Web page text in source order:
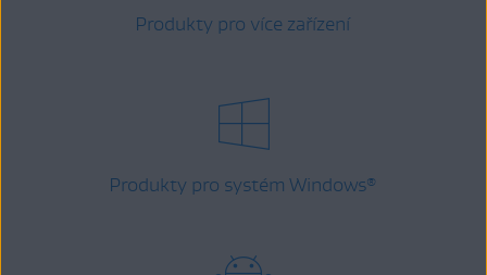
Produkty pro více zařízení
Produkty pro systém Windows®